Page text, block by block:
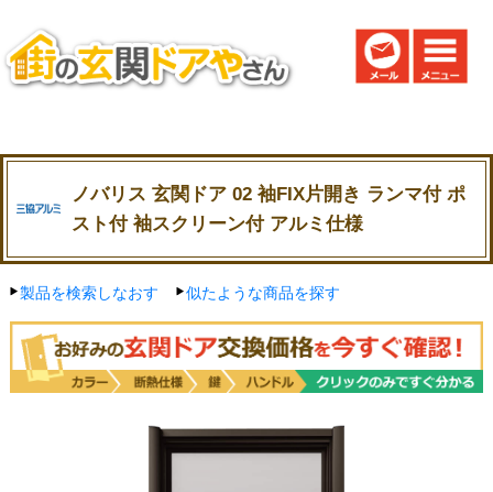
ノバリス 玄関ドア 02 袖FIX片開き ランマ付 ポ
スト付 袖スクリーン付 アルミ仕様
製品を検索しなおす 似たような商品を探す